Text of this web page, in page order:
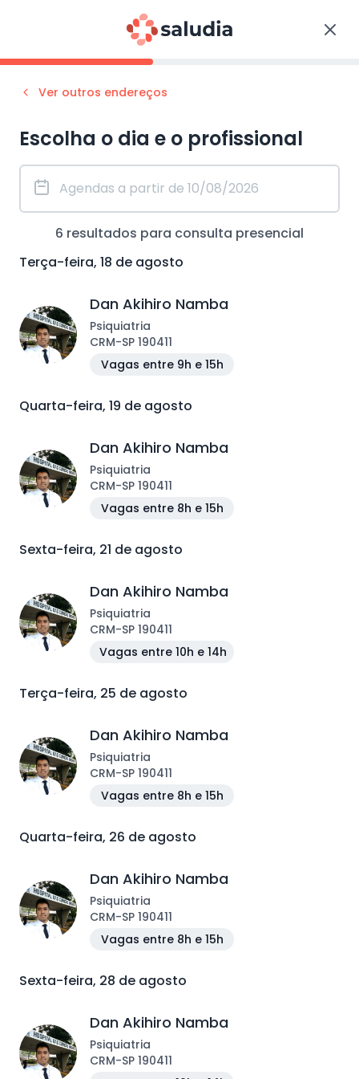
Ver outros endereços
Escolha o dia e o profissional
6 resultados para consulta presencial
Terça-feira, 18 de agosto
Dan Akihiro Namba
Psiquiatria
CRM-SP 190411
Vagas entre 9h e 15h
Quarta-feira, 19 de agosto
Dan Akihiro Namba
Psiquiatria
CRM-SP 190411
Vagas entre 8h e 15h
Sexta-feira, 21 de agosto
Dan Akihiro Namba
Psiquiatria
CRM-SP 190411
Vagas entre 10h e 14h
Terça-feira, 25 de agosto
Dan Akihiro Namba
Psiquiatria
CRM-SP 190411
Vagas entre 8h e 15h
Quarta-feira, 26 de agosto
Dan Akihiro Namba
Psiquiatria
CRM-SP 190411
Vagas entre 8h e 15h
Sexta-feira, 28 de agosto
Dan Akihiro Namba
Psiquiatria
CRM-SP 190411